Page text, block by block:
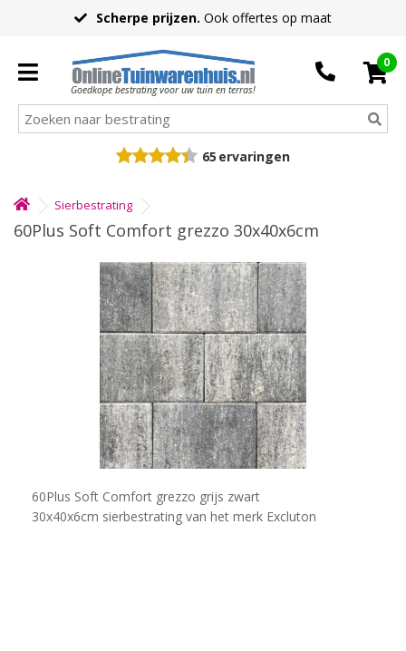
Scherpe prijzen. Ook offertes op maat
Goedkope bestrating voor uw tuin en terras!
0
65 ervaringen
Sierbestrating
60Plus Soft Comfort grezzo 30x40x6cm
60Plus Soft Comfort grezzo grijs zwart
30x40x6cm sierbestrating van het merk Excluton